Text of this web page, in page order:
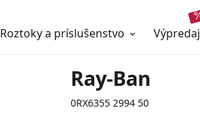
Roztoky a príslušenstvo výpredaj
Ray-Ban
0RX6355 2994 50